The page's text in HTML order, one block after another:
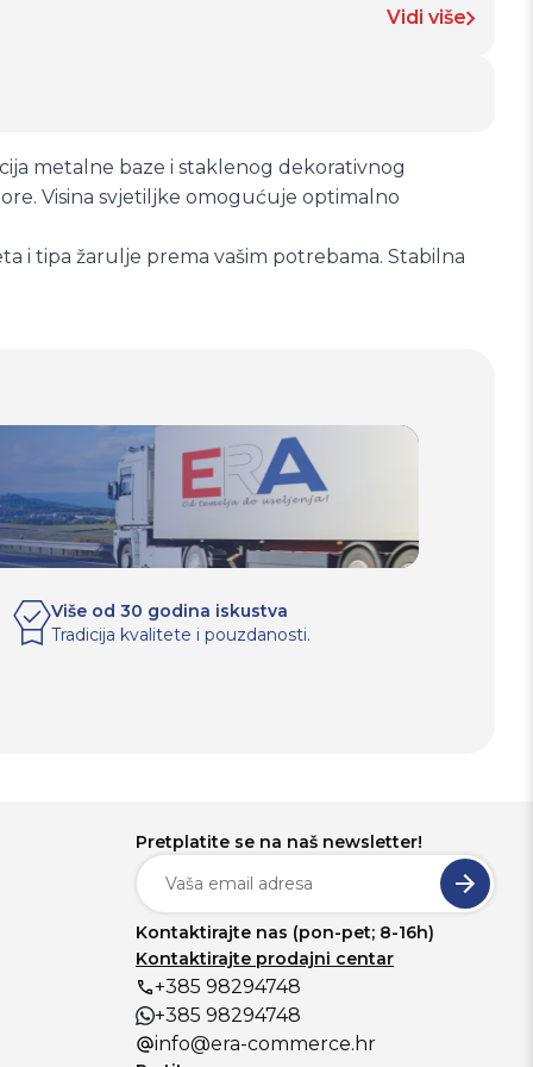
Vidi više
metalne baze i staklenog dekorativnog
Visina svjetiljke omogućuje optimalno
i tipa žarulje prema vašim potrebama. Stabilna
Više od 30 godina iskustva
Tradicija kvalitete i pouzdanosti.
Pretplatite se na naš newsletter!
Kontaktirajte nas (pon-pet; 8-16h)
Kontaktirajte prodajni centar
+385 98294748
+385 98294748
info@era-commerce.hr